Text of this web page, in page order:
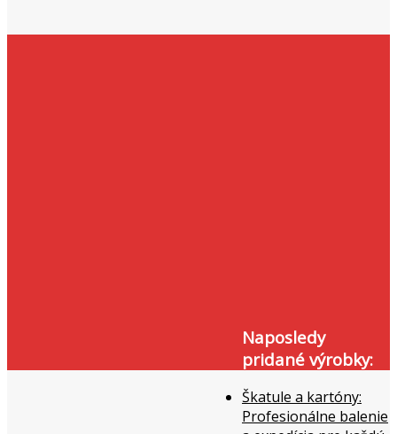
Naposledy
pridané výrobky:
Škatule a kartóny:
Profesionálne balenie